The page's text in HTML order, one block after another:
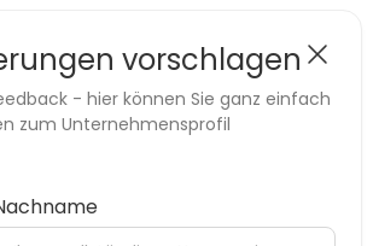
vorschlagen
- hier können Sie ganz einfach
zum Unternehmensprofil